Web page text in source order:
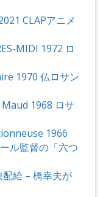
CLAPアニメ
MIDI 1972 ロ
1970 仏ロサン
1968 ロサ
1966
ル監督の「六つ
給 – 橋幸夫が